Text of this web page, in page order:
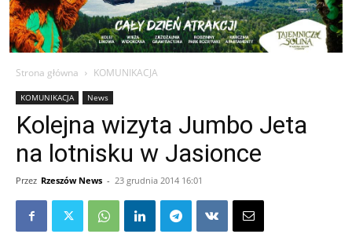
Strona główna KOMUNIKACJA
KOMUNIKACJA News
Kolejna wizyta Jumbo Jeta
na lotnisku w Jasionce
Przez Rzeszów News - 23 grudnia 2014 16:01